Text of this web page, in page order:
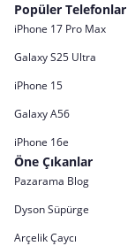
Popüler Telefonlar
iPhone 17 Pro Max
Galaxy S25 Ultra
iPhone 15
Galaxy A56
iPhone 16e
Öne Çıkanlar
Pazarama Blog
Dyson Süpürge
Arçelik Çaycı